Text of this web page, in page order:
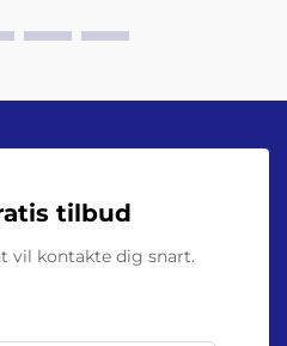
tilbud
vil kontakte dig snart.